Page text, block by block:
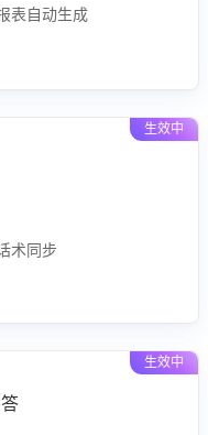
表自动生成
生效中
术同步
生效中